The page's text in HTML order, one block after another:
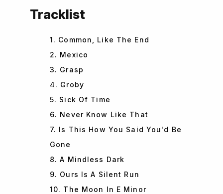
Tracklist
1. Common, Like The End
2. Mexico
3. Grasp
4. Groby
5. Sick Of Time
6. Never Know Like That
7. Is This How You Said You'd Be
Gone
8. A Mindless Dark
9. Ours Is A Silent Run
10. The Moon In E Minor